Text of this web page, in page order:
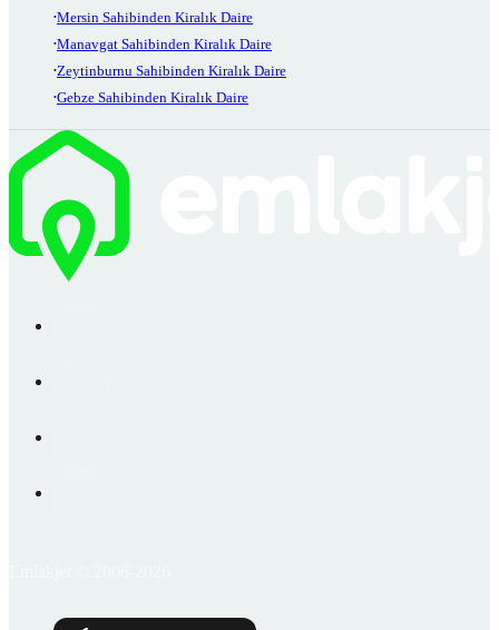
Mersin Sahibinden Kiralık Daire
Manavgat Sahibinden Kiralık Daire
Zeytinburnu Sahibinden Kiralık Daire
Gebze Sahibinden Kiralık Daire